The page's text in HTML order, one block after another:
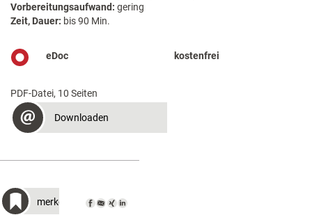
Vorbereitungsaufwand: gering
Zeit, Dauer: bis 90 Min.
eDoc kostenfrei
PDF-Datei, 10 Seiten
Downloaden
merken